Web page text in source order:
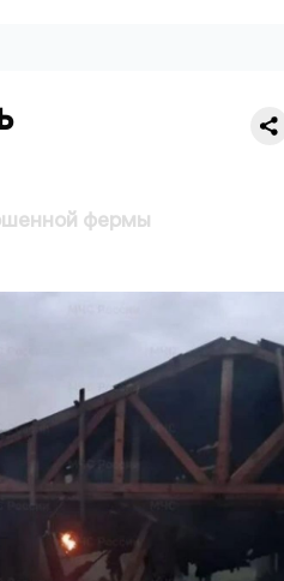
фермы